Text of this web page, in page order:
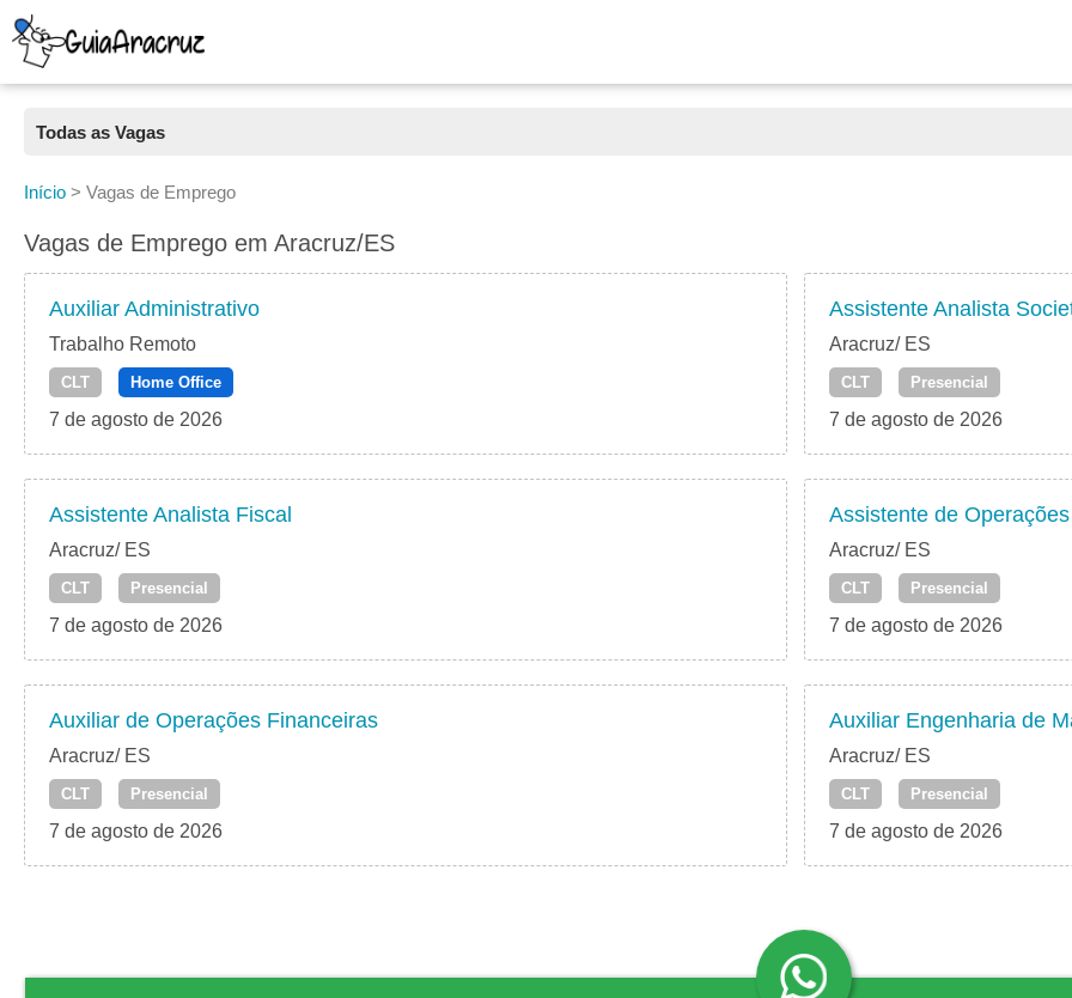
Todas as Vagas
Todas as Vagas
CLT
Freelancer
PJ
Início > Vagas de Emprego
Vagas de Emprego em Aracruz/ES
Auxiliar Administrativo
Trabalho Remoto
CLT Home Office
7 de agosto de 2026
Assistente Analista
Aracruz/ ES
CLT Presencial
7 de agosto de 2026
Assistente Analista Fiscal
Aracruz/ ES
CLT Presencial
7 de agosto de 2026
Assistente de
Aracruz/ ES
CLT Presencial
7 de agosto de 2026
Auxiliar de Operações Financeiras
Aracruz/ ES
CLT Presencial
7 de agosto de 2026
Auxiliar Engenharia de
Aracruz/ ES
CLT Presencial
7 de agosto de 2026